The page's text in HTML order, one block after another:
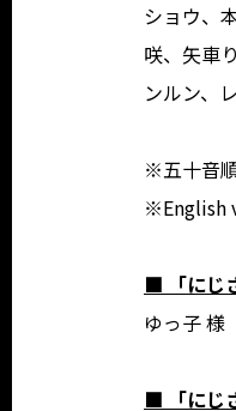
ショウ、
咲、矢車
ンルン、
※五十音
※English
■ 「にじ
ゆっ子 様
■ 「にじ